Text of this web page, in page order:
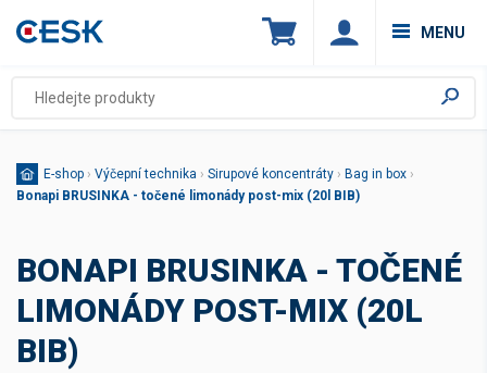
MENU
E-shop › Výčepní technika › Sirupové koncentráty › Bag in box ›
Bonapi BRUSINKA - točené limonády post-mix (20l BIB)
BONAPI BRUSINKA - TOČENÉ
LIMONÁDY POST-MIX (20L
BIB)